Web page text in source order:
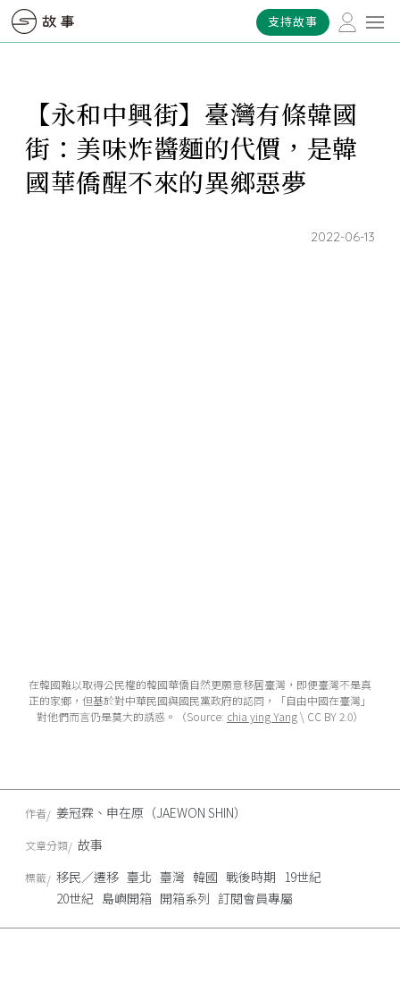
支持故事
【永和中興街】臺灣有條韓國
街：美味炸醬麵的代價，是韓
國華僑醒不來的異鄉惡夢
2022-06-13
在韓國難以取得公民權的韓國華僑自然更願意移居臺灣，即便臺灣不是真
正的家鄉，但基於對中華民國與國民黨政府的認同，「自由中國在臺灣」
對他們而言仍是莫大的誘惑。（Source: chia ying Yang\ CC BY 2.0）
作者 姜冠霖、申在原（JAEWON SHIN）
文章分類 故事
標籤 移民／遷移 臺北 臺灣 韓國 戰後時期 19世紀
20世紀 島嶼開箱 開箱系列 訂閱會員專屬